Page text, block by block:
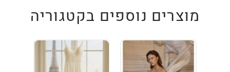
מוצרים נוספים בקטגוריה